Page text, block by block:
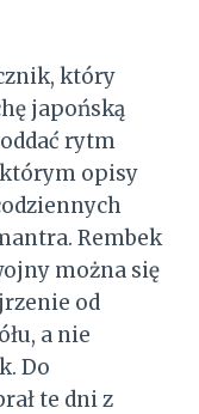
który
japońską
rytm
którym opisy
Rembek
można się
od
a nie
Do
te dni z